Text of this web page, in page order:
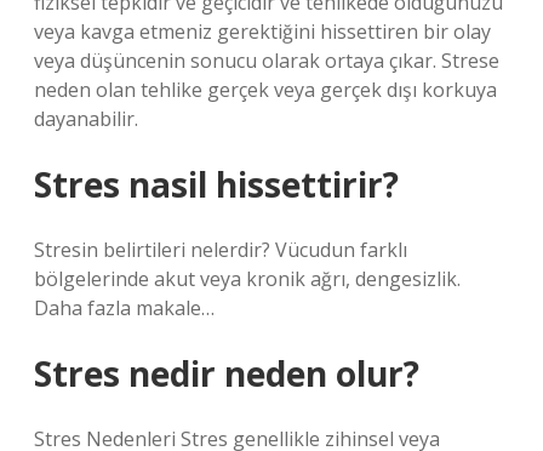
veya kavga etmeniz gerektiğini hissettiren bir olay
veya düşüncenin sonucu olarak ortaya çıkar. Strese
neden olan tehlike gerçek veya gerçek dışı korkuya
dayanabilir.
Stres nasil hissettirir?
Stresin belirtileri nelerdir? Vücudun farklı
bölgelerinde akut veya kronik ağrı, dengesizlik.
Daha fazla makale…
Stres nedir neden olur?
Stres Nedenleri Stres genellikle zihinsel veya